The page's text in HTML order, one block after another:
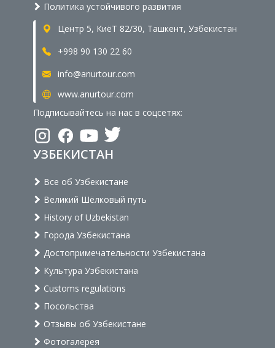
Политика устойчивого развития
Центр 5, КиёТ 82/30, Ташкент, Узбекистан
+998 90 130 22 60
info@anurtour.com
www.anurtour.com
Подписывайтесь на нас в соцсетях:
УЗБЕКИСТАН
Все об Узбекистане
Великий Шёлковый путь
History of Uzbekistan
Города Узбекистана
Достопримечательности Узбекистана
Культура Узбекистана
Customs regulations
Посольства
Отзывы об Узбекистане
Фотогалерея